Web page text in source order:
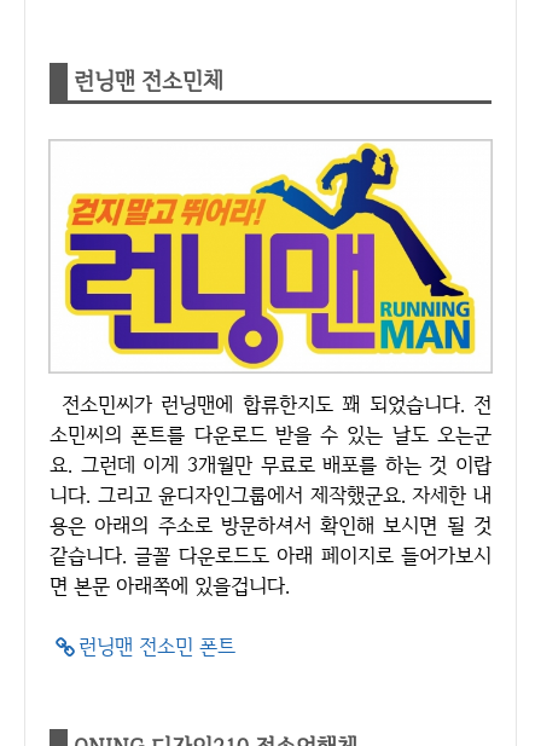
런닝맨 전소민체
전소민씨가 런닝맨에 합류한지도 꽤 되었습니다. 전
소민씨의 폰트를 다운로드 받을 수 있는 날도 오는군
요. 그런데 이게 3개월만 무료로 배포를 하는 것 이랍
니다. 그리고 윤디자인그룹에서 제작했군요. 자세한 내
용은 아래의 주소로 방문하셔서 확인해 보시면 될 것
같습니다. 글꼴 다운로드도 아래 페이지로 들어가보시
면 본문 아래쪽에 있을겁니다.
런닝맨 전소민 폰트